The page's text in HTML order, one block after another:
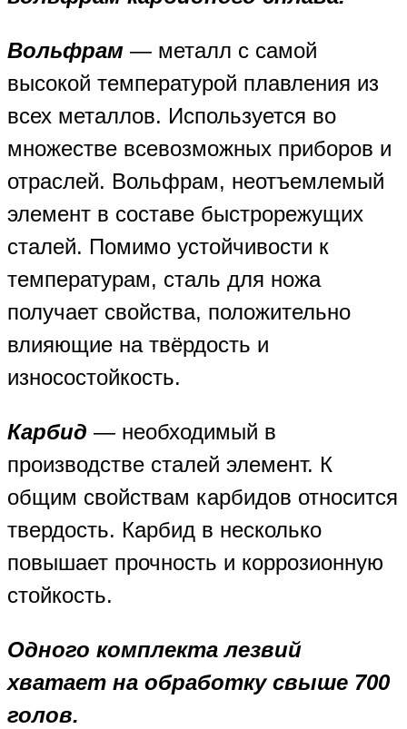
Вольфрам — металл с самой
высокой температурой плавления из
всех металлов. Используется во
множестве всевозможных приборов и
отраслей. Вольфрам, неотъемлемый
элемент в составе быстрорежущих
сталей. Помимо устойчивости к
температурам, сталь для ножа
получает свойства, положительно
влияющие на твёрдость и
износостойкость.
Карбид — необходимый в
производстве сталей элемент. К
общим свойствам карбидов относится
твердость. Карбид в несколько
повышает прочность и коррозионную
стойкость.
Одного комплекта лезвий
хватает на обработку свыше 700
голов.